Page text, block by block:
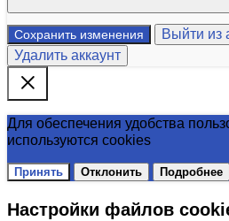
Сохранить изменения
Выйти из
Удалить аккаунт
Для обеспечения удобства
используются cookies
Принять Отклонить Подробнее
Настройки файлов